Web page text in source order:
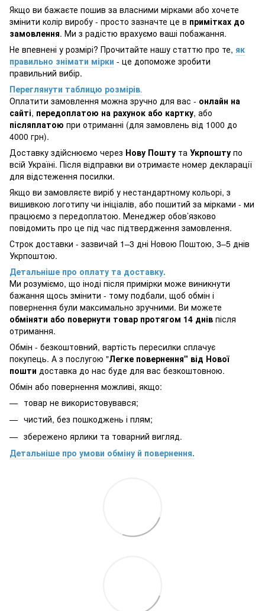
Якщо ви бажаєте пошив за власними мірками або хочете
змінити колір виробу - просто зазначте це в примітках до
замовлення. Ми з радістю врахуємо ваші побажання.
Не впевнені у розмірі? Прочитайте нашу статтю про те, як
правильно знімати мірки - це допоможе зробити
правильний вибір.
Переглянути таблицю розмірів.
Оплатити замовлення можна зручно для вас - онлайн на
сайті, передоплатою на рахунок або картку, або
післяплатою при отриманні (для замовлень від 1000 до
4000 грн).
Доставку здійснюємо через Нову Пошту та Укрпошту по
всій Україні. Після відправки ви отримаєте номер декларації
для відстеження посилки.
Якщо ви замовляєте виріб у нестандартному кольорі, з
вишивкою логотипу чи ініціалів, або пошитий за мірками - ми
працюємо з передоплатою. Менеджер обов’язково
повідомить про це під час підтвердження замовлення.
Строк доставки - зазвичай 1–3 дні Новою Поштою, 3–5 днів
Укрпоштою.
Детальніше про оплату та доставку.
Ми розуміємо, що іноді після примірки може виникнути
бажання щось змінити - тому подбали, щоб обмін і
повернення були максимально зручними. Ви можете
обміняти або повернути товар протягом 14 днів після
отримання.
Обмін - безкоштовний, вартість пересилки сплачує
покупець. А з послугою "Легке повернення" від Нової
пошти доставка до нас буде для вас безкоштовною.
Обмін або повернення можливі, якщо:
товар не використовувався;
чистий, без пошкоджень і плям;
збережено ярлики та товарний вигляд.
Детальніше про умови обміну й повернення.